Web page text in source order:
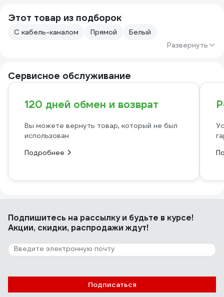
Этот товар из подборок
С кабель-каналом Прямой
Белый
Развернуть
Сервисное обслуживание
120 дней обмен и возврат
Вы можете вернуть товар, который не был
использован
Подробнее
Подпишитесь на рассылкуи будьте в курсе!
Акции, скидки, распродажи ждут!
Подписаться